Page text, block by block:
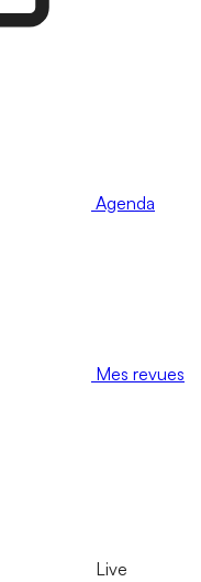
Agenda
Mes revues
Live